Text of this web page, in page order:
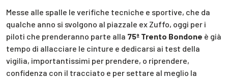
Messe alle spalle le verifiche tecniche e sportive, che da
qualche anno si svolgono al piazzale ex Zuffo, oggi per i
piloti che prenderanno parte alla 75ª Trento Bondone è già
tempo di allacciare le cinture e dedicarsi ai test della
vigilia, importantissimi per prendere, o riprendere,
confidenza con il tracciato e per settare al meglio la